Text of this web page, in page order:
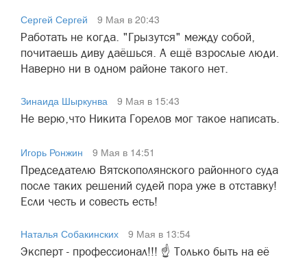
Сергей Сергей
9 Мая в 20:43
Работать не когда. "Грызутся" между собой,
почитаешь диву даёшься. А ещё взрослые люди.
Наверно ни в одном районе такого нет.
Зинаида Шыркунва
9 Мая в 15:43
Не верю,что Никита Горелов мог такое написать.
Игорь Ронжин
9 Мая в 14:51
Председателю Вятскополянского районного суда
после таких решений судей пора уже в отставку!
Если честь и совесть есть!
Наталья Собакинских
9 Мая в 13:54
Эксперт - профессионал!!! ☝️ Только быть на её